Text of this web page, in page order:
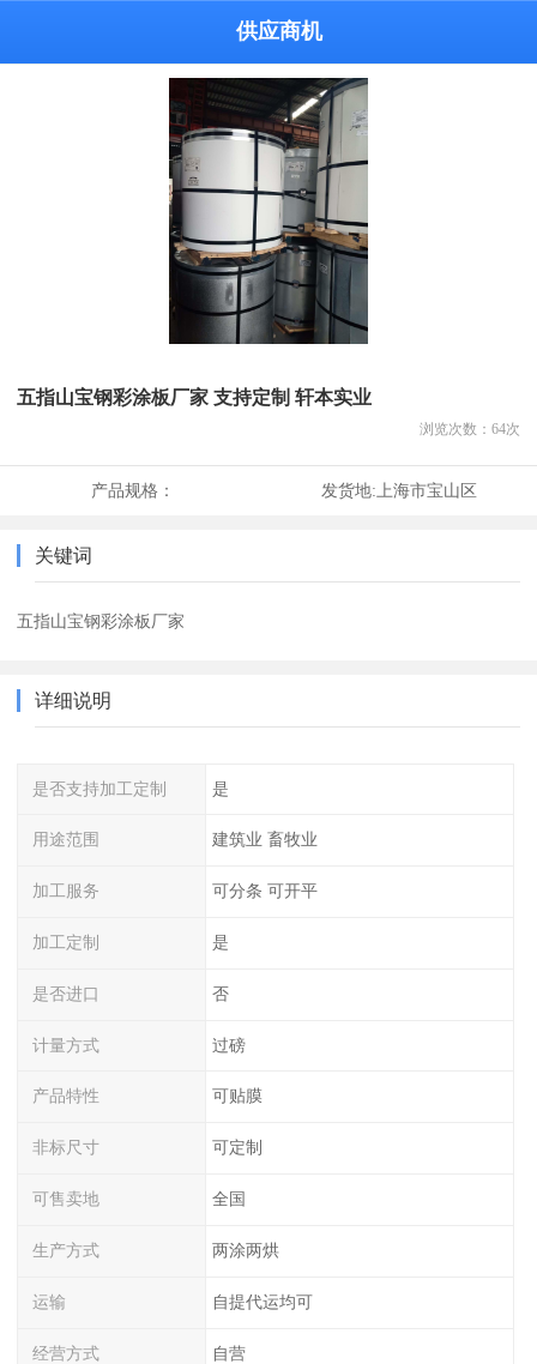
供应商机
五指山宝钢彩涂板厂家 支持定制 轩本实业
浏览次数： 64次
产品规格： 发货地:上海市宝山区
关键词
五指山宝钢彩涂板厂家
详细说明
是否支持加工定制 是
用途范围 建筑业 畜牧业
加工服务 可分条 可开平
加工定制 是
是否进口 否
计量方式 过磅
产品特性 可贴膜
非标尺寸 可定制
可售卖地 全国
生产方式 两涂两烘
运输 自提代运均可
经营方式 自营